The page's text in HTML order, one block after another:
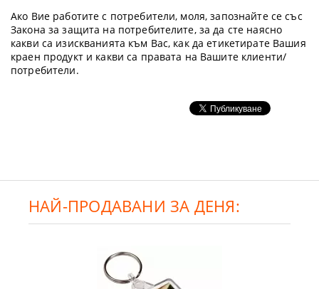
Ако Вие работите с потребители, моля, запознайте се със
Закона за защита на потребителите, за да сте наясно
какви са изискванията към Вас, как да етикетирате Вашия
краен продукт и какви са правата на Вашите клиенти/
потребители.
НАЙ-ПРОДАВАНИ ЗА ДЕНЯ: